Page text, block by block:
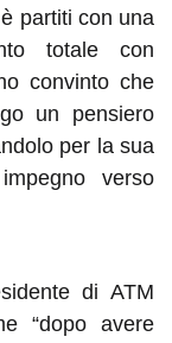
partiti con una
totale con
convinto che
un pensiero
per la sua
verso
di ATM
“dopo avere